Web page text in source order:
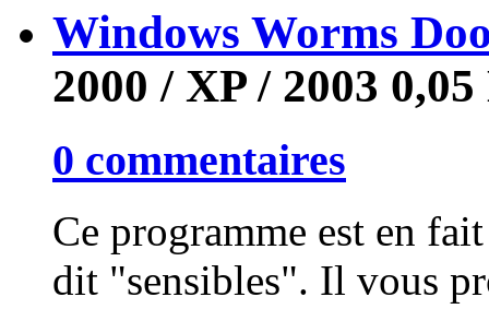
Windows Worms
2000 / XP / 2003
0 commentaires
Ce programme est en
dit "sensibles". Il vous